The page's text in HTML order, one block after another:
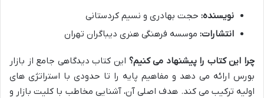
نویسنده: حجت بهادری و نسیم کردستانی
انتشارات: موسسه فرهنگی هنری دیباگران تهران
چرا این کتاب را پیشنهاد می کنیم؟ این کتاب دیدگاهی جامع از بازار
بورس ارائه می دهد و مفاهیم پایه را تا حدودی با استراتژی های
اولیه ترکیب می کند. هدف اصلی آن، آشنایی مخاطب با کلیت بازار و